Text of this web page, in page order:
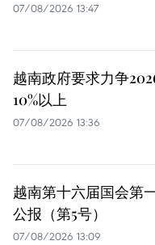
07/08/2026 13:47
越南政府要求力争
10%以上
07/08/2026 13:36
越南第十六届国会第
公报（第5号）
07/08/2026 13:09